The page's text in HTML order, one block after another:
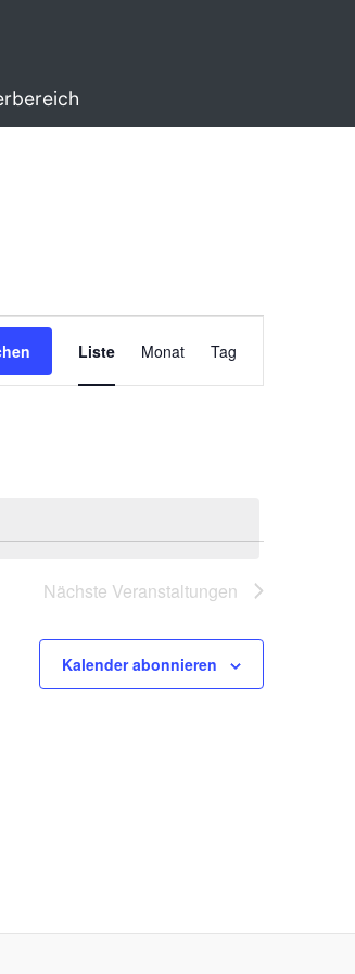
Ansichten-
Navigation
Liste Monat Tag
Nächste Veranstaltungen
Kalender abonnieren